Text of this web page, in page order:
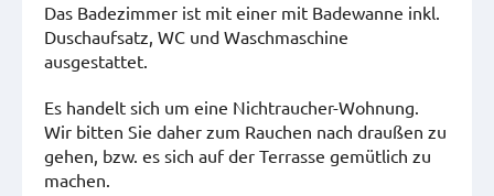
Das Badezimmer ist mit einer mit Badewanne inkl.
Duschaufsatz, WC und Waschmaschine
ausgestattet.
Es handelt sich um eine Nichtraucher-Wohnung.
Wir bitten Sie daher zum Rauchen nach draußen zu
gehen, bzw. es sich auf der Terrasse gemütlich zu
machen.